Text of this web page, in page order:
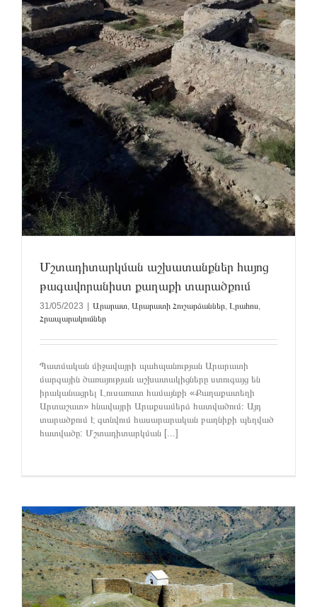
Մշտադիտարկման աշխատանքներ հայոց
թագավորանիստ քաղաքի տարածքում
31/05/2023 Արարատ, Արարատի Հուշարձաններ, Լրահոս,
Հրապարակումներ
Պատմական միջավայրի պահպանության Արարատի
մարզային ծառայության աշխատակիցները ստուգայց են
իրականացրել Լուսառատ համայնքի «Քաղաքատեղի
Արտաշատ» հնավայրի Արաքսամերձ հատվածում։ Այդ
տարածքում է գտնվում հասարարական բաղնիքի պեղված
հատվածը: Մշտադիտարկման [...]